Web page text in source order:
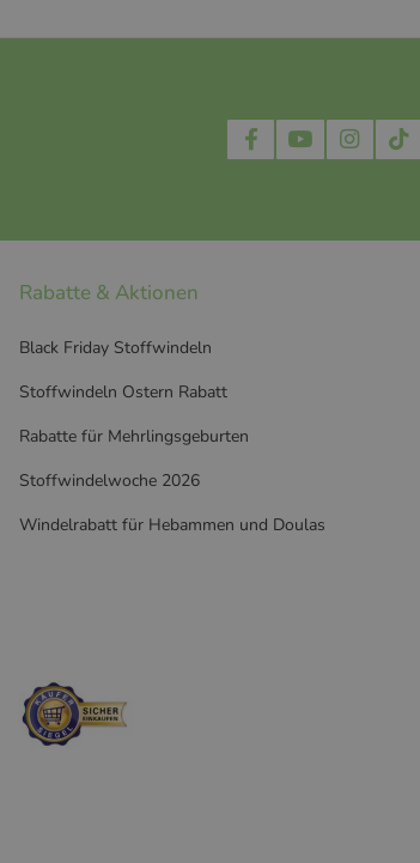
Rabatte & Aktionen
Black Friday Stoffwindeln
Stoffwindeln Ostern Rabatt
Rabatte für Mehrlingsgeburten
Stoffwindelwoche 2026
Windelrabatt für Hebammen und Doulas